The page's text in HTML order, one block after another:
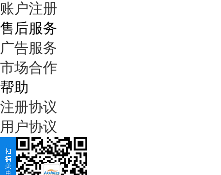
账户注册
售后服务
广告服务
市场合作
帮助
注册协议
用户协议